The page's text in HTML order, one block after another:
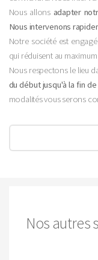
Nous allons adapter
Nous intervenons
Notre société est
qui réduisent au
Nous respectons le lieu
du début jusqu'à la fin
modalités vous serons
Nos autres